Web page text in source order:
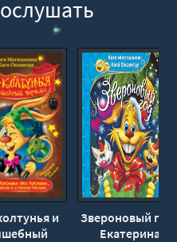
и
Звероновый год
Екатерина